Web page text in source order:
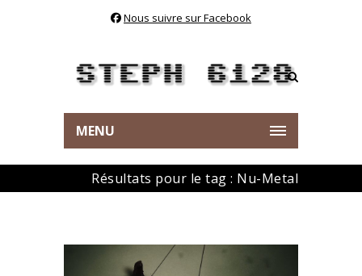
Nous suivre sur Facebook
MENU
Résultats pour le tag : Nu-Metal